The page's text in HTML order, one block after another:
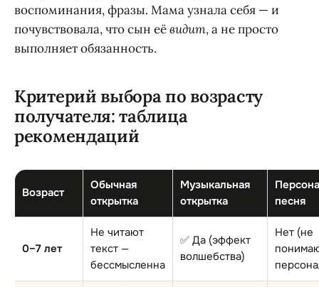
воспоминания, фразы. Мама узнала себя — и
почувствовала, что сын еёвидит, а не просто
выполняет обязанность.
Критерий выбора по возрасту
получателя: таблица
рекомендаций
Возраст
Обычная
открытка
Музыкальная
открытка
песня
0–7 лет
Не читают
текст —
бессмысленна
✅ Да (эффект
волшебства)
Нет (не